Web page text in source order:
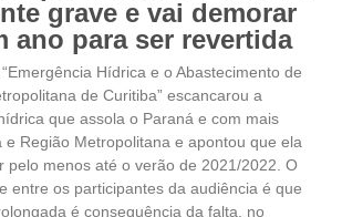
grave e vai demorar
ano para ser revertida
Hídrica e o Abastecimento de
de Curitiba” escancarou a
que assola o Paraná e com mais
e Região Metropolitana e apontou que ela
pelo menos até o verão de 2021/2022. O
entre os participantes da audiência é que
é consequência da falta, no